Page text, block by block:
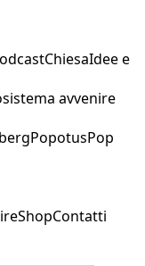
ChiesaIdee e
avvenire
PopotusPop
ShopContatti